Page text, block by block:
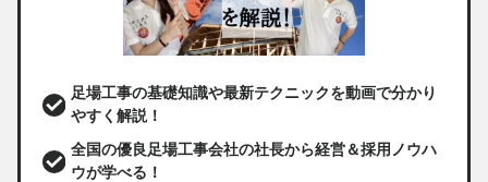
足場工事の基礎知識や最新テクニックを動画で分かり
やすく解説！
全国の優良足場工事会社の社長から経営＆採用ノウハ
ウが学べる！